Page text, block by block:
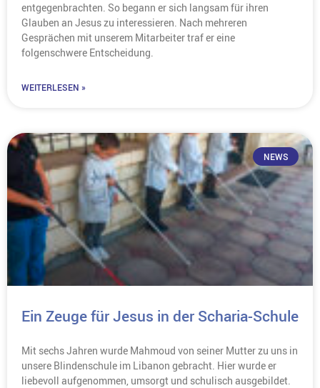
entgegenbrachten. So begann er sich langsam für ihren
Glauben an Jesus zu interessieren. Nach mehreren
Gesprächen mit unserem Mitarbeiter traf er eine
folgenschwere Entscheidung.
WEITERLESEN »
NEWS
Ein Zeuge für Jesus in der Scharia-Schule
Mit sechs Jahren wurde Mahmoud von seiner Mutter zu uns in
unsere Blindenschule im Libanon gebracht. Hier wurde er
liebevoll aufgenommen, umsorgt und schulisch ausgebildet.